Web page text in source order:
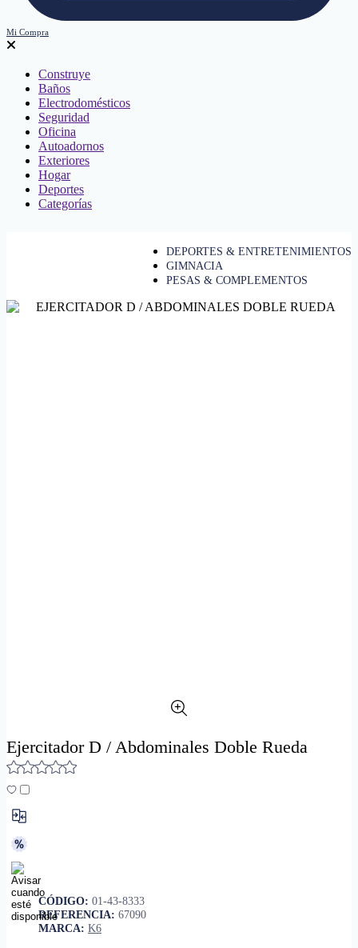
Mi Compra
Construye
Baños
Electrodomésticos
Seguridad
Oficina
Autoadornos
Exteriores
Hogar
Deportes
Categorías
DEPORTES & ENTRETENIMIENTOS
GIMNACIA
PESAS & COMPLEMENTOS
Ejercitador D / Abdominales Doble Rueda
CÓDIGO: 01-43-8333
REFERENCIA: 67090
MARCA: K6